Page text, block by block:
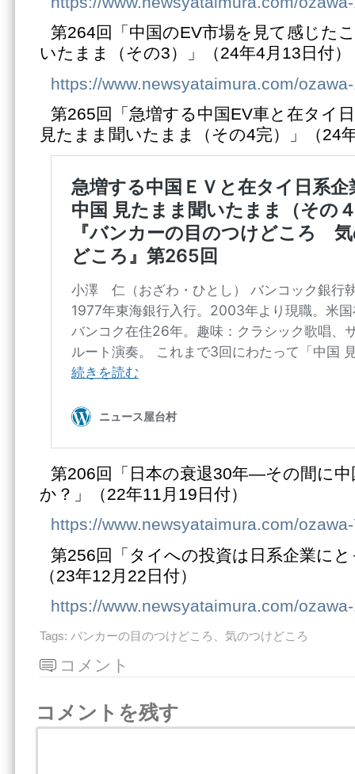
第264回「中国のEV市場を見て感じた
いたまま（その3）」（24年4月13日付）
https://www.newsyataimura.com/
第265回「急増する中国EV車と在タイ
見たまま聞いたまま（その4完）」（24
第206回「日本の衰退30年―その間に
か？」（22年11月19日付）
https://www.newsyataimura.com/
第256回「タイへの投資は日系企業に
（23年12月22日付）
https://www.newsyataimura.com/
Tags: バンカーの目のつけどころ、気のつけどころ
コメント
コメントを残す